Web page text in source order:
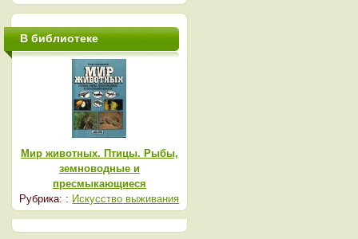
В библиотеке
Мир животных. Птицы. Рыбы,
земноводные и
пресмыкающиеся
Рубрика: : Искусство выживания